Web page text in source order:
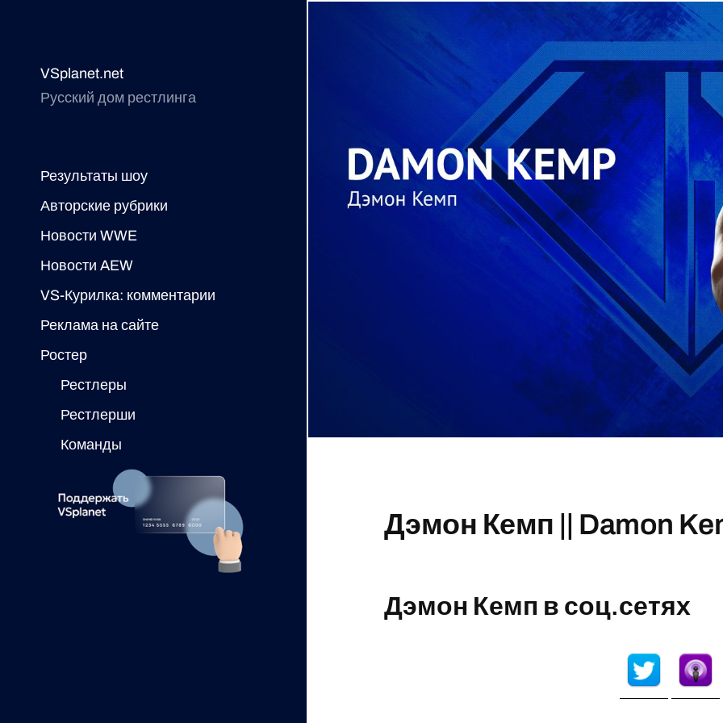
VSplanet.net
Русский дом рестлинга
Результаты шоу
Авторские рубрики
Новости WWE
Новости AEW
VS-Курилка: комментарии
Реклама на сайте
Ростер
Рестлеры
Рестлерши
Команды
Дэмон Кемп || Damon
Дэмон Кемп в соц.сетях